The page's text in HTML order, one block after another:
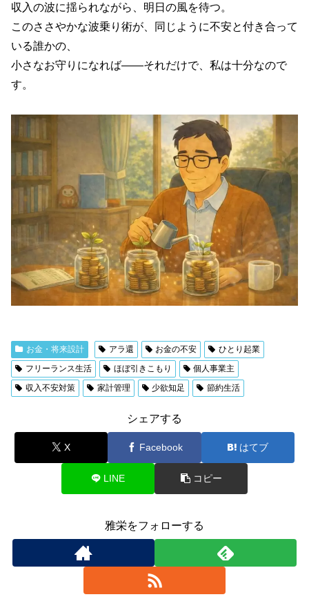
収入の波に揺られながら、明日の風を待つ。
このささやかな波乗り術が、同じように不安と付き合って
いる誰かの、
小さなお守りになれば――それだけで、私は十分なので
す。
お金・将来設計 アラ還 お金の不安
ひとり起業
フリーランス生活
ほぼ引きこもり
個人事業主
収入不安対策
家計管理 少欲知足 節約生活
シェアする
X Facebook はてブ
LINE コピー
雅栄をフォローする